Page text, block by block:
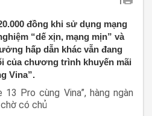
đồng khi sử dụng mạng
“dế xịn, mạng mịn” và
hấp dẫn khác vẫn đang
của chương trình khuyến mãi
Vina”.